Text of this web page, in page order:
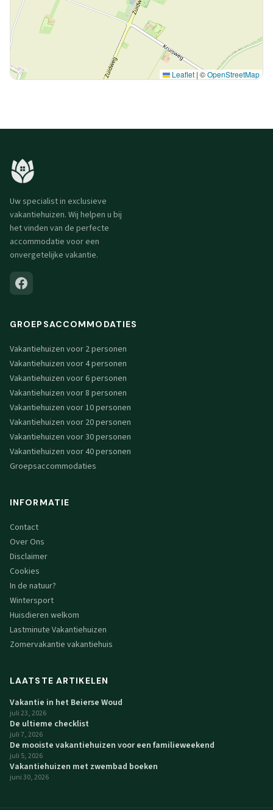
Leaflet | ©OpenStreetMap
Uw specialist in exclusieve
vakantiehuizen. Wij helpen u bij
het vinden van de perfecte
accommodatie voor een
onvergetelijke vakantie.
GROEPSACCOMMODATIES
Vakantiehuizen voor 2 personen
Vakantiehuizen voor 4 personen
Vakantiehuizen voor 6 personen
Vakantiehuizen voor 8 personen
Vakantiehuizen voor 10 personen
Vakantiehuizen voor 20 personen
Vakantiehuizen voor 30 personen
Vakantiehuizen voor 40 personen
Groepsaccommodaties
INFORMATIE
Contact
Over Ons
Disclaimer
Cookies
In de natuur?
Wintersport
Huisdieren welkom
Lastminute Vakantiehuizen
Zomervakantie vakantiehuis
LAATSTE ARTIKELEN
Vakantie in het Beierse Woud
juli 23, 2026
De ultieme checklist
juli 7, 2026
De mooiste vakantiehuizen voor een familieweekend
juli 5, 2026
Vakantiehuizen met zwembad boeken
juni 30, 2026